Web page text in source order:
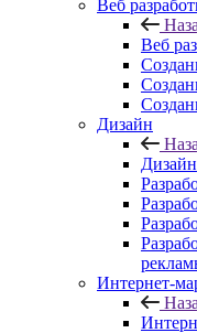
Веб
Веб
Дизайн
Дизайн
Интернет-